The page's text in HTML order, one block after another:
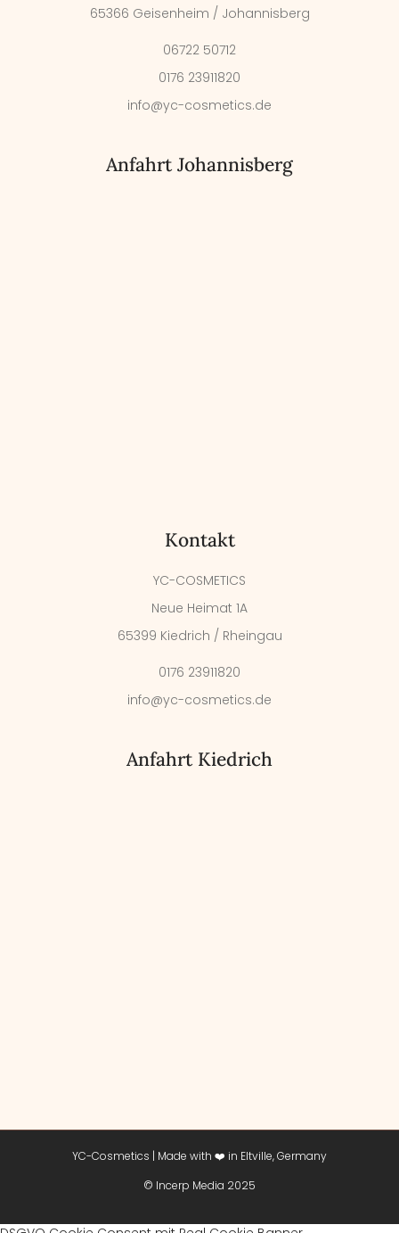
65366 Geisenheim / Johannisberg
06722 50712
0176 23911820
info@yc-cosmetics.de
Anfahrt Johannisberg
Kontakt
YC-COSMETICS
Neue Heimat 1A
65399 Kiedrich / Rheingau
0176 23911820
info@yc-cosmetics.de
Anfahrt Kiedrich
YC-Cosmetics | Made with ❤️ in Eltville, Germany
© Incerp Media 2025